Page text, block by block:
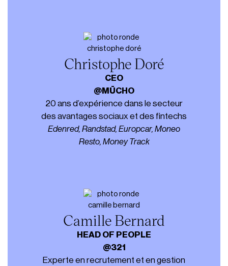
Christophe Doré
CEO
@MŪCHO
20 ans d’expérience dans le secteur
des avantages sociaux et des fintechs
Edenred, Randstad, Europcar, Moneo
Resto, Money Track
Camille Bernard
HEAD OF PEOPLE
@321
Experte en recrutement et en gestion